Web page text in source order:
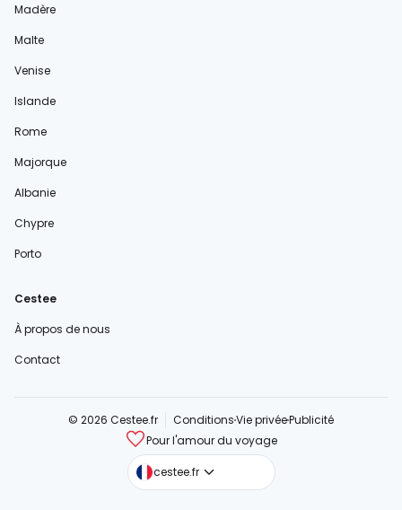
Madère
Malte
Venise
Islande
Rome
Majorque
Albanie
Chypre
Porto
Cestee
À propos de nous
Contact
© 2026 Cestee.fr ConditionsVie privéePublicité
Pour l'amour du voyage
cestee.fr
cestee.com
cestee.sk